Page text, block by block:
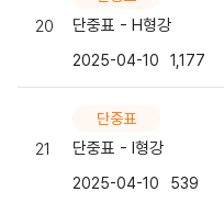
20 단중표 - H형강
2025-04-10 1,177
21
단중표
단중표 - I형강
2025-04-10 539